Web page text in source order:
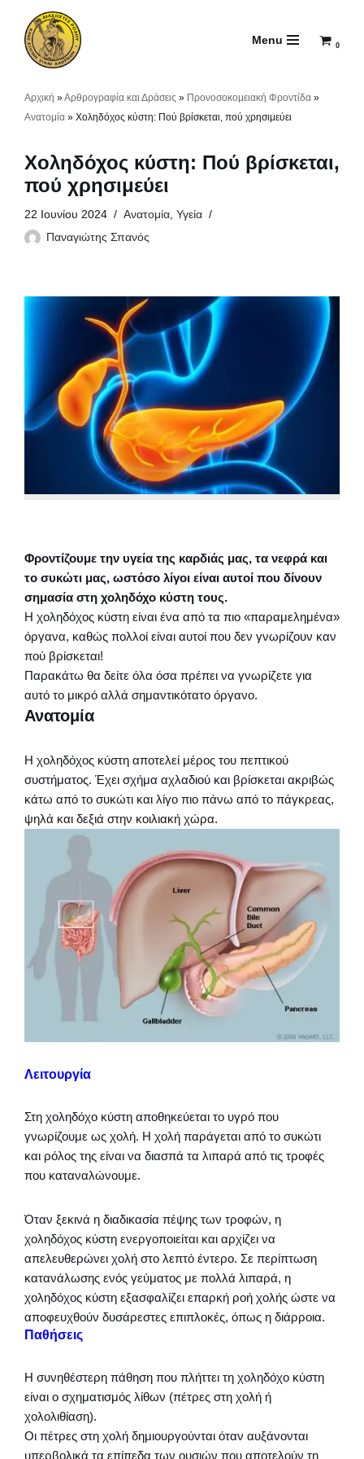
Μεταπηδήστε
Menu 0
Αρχική »Αρθρογραφία και Δράσεις » Προνοσοκομειακή Φροντίδα »
Ανατομία » Χοληδόχος κύστη: Πού βρίσκεται, πού χρησιμεύει
Χοληδόχος κύστη: Πού βρίσκεται,
πού χρησιμεύει
22 Ιουνίου 2024 Ανατομία, Υγεία
Παναγιώτης Σπανός
Φροντίζουμε την υγεία της καρδιάς μας, τα νεφρά και
το συκώτι μας, ωστόσο λίγοι είναι αυτοί που δίνουν
σημασία στη χοληδόχο κύστη τους.
Η χοληδόχος κύστη είναι ένα από τα πιο «παραμελημένα»
όργανα, καθώς πολλοί είναι αυτοί που δεν γνωρίζουν καν
πού βρίσκεται!
Παρακάτω θα δείτε όλα όσα πρέπει να γνωρίζετε για
αυτό το μικρό αλλά σημαντικότατο όργανο.
Ανατομία
Η χοληδόχος κύστη αποτελεί μέρος του πεπτικού
συστήματος. Έχει σχήμα αχλαδιού και βρίσκεται ακριβώς
κάτω από το συκώτι και λίγο πιο πάνω από το πάγκρεας,
ψηλά και δεξιά στην κοιλιακή χώρα.
Λειτουργία
Στη χοληδόχο κύστη αποθηκεύεται το υγρό που
γνωρίζουμε ως χολή. Η χολή παράγεται από το συκώτι
και ρόλος της είναι να διασπά τα λιπαρά από τις τροφές
που καταναλώνουμε.
Όταν ξεκινά η διαδικασία πέψης των τροφών, η
χοληδόχος κύστη ενεργοποιείται και αρχίζει να
απελευθερώνει χολή στο λεπτό έντερο. Σε περίπτωση
κατανάλωσης ενός γεύματος με πολλά λιπαρά, η
χοληδόχος κύστη εξασφαλίζει επαρκή ροή χολής ώστε να
αποφευχθούν δυσάρεστες επιπλοκές, όπως η διάρροια.
Παθήσεις
Η συνηθέστερη πάθηση που πλήττει τη χοληδόχο κύστη
είναι ο σχηματισμός λίθων (πέτρες στη χολή ή
χολολιθίαση).
Οι πέτρες στη χολή δημιουργούνται όταν αυξάνονται
υπερβολικά τα επίπεδα των ουσιών που αποτελούν τη